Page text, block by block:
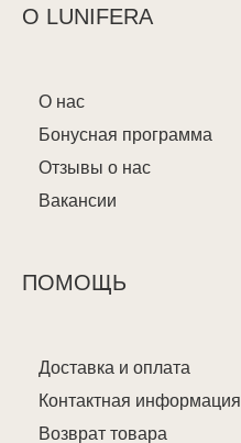
О LUNIFERA
О нас
Бонусная программа
Отзывы о нас
Вакансии
ПОМОЩЬ
Доставка и оплата
Контактная информация
Возврат товара